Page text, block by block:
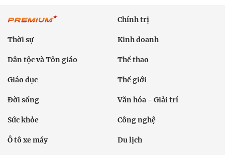
Chính trị
Thời sự Kinh doanh
Dân tộc và Tôn giáo Thể thao
Giáo dục Thế giới
Đời sống Văn hóa - Giải trí
Sức khỏe Công nghệ
Ô tô xe máy Du lịch